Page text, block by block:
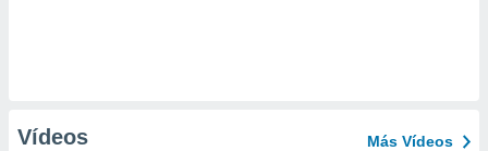
Vídeos Más Vídeos